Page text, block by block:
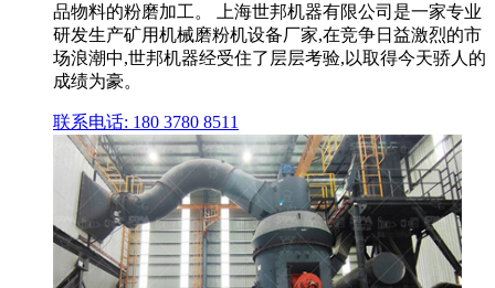
品物料的粉磨加工。 上海世邦机器有限公司是一家专业
研发生产矿用机械磨粉机设备厂家,在竞争日益激烈的市
场浪潮中,世邦机器经受住了层层考验,以取得今天骄人的
成绩为豪。
联系电话: 180 3780 8511